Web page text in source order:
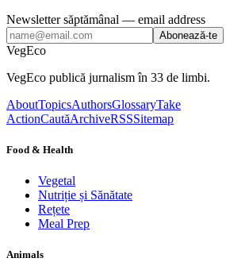
Newsletter săptămânal — email address
Abonează-te
VegEco
VegEco publică jurnalism în 33 de limbi.
AboutTopicsAuthorsGlossaryTake
ActionCautăArchiveRSSSitemap
Food & Health
Vegetal
Nutriție și Sănătate
Rețete
Meal Prep
Animals